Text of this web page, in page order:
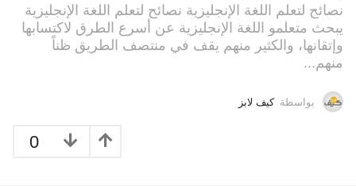
نصائح لتعلم اللغة الإنجليزية نصائح لتعلم اللغة الإنجليزية
يبحث متعلمو اللغة الإنجليزية عن أسرع الطرق لاكتسابها
وإتقانها، والكثير منهم يقف في منتصف الطريق ظناً
منهم...
بواسطة كيف لابز
0